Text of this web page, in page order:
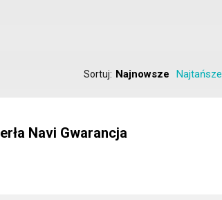
Sortuj: Najnowsze Najtańsze
Navi Gwarancja